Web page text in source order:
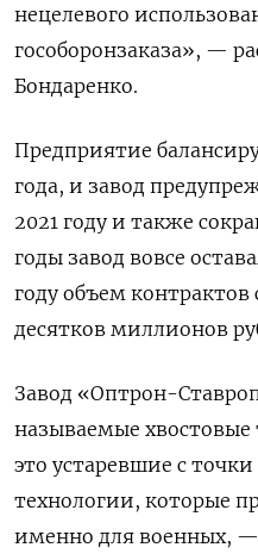
нецелевого
гособоронзаказа», —
Бондаренко.
Предприятие
года, и завод
2021 году и также
годы завод вовсе
году объем контрактов
десятков миллионов
Завод «Оптрон-
называемые
это устаревшие с
технологии, которые
именно для военных, —